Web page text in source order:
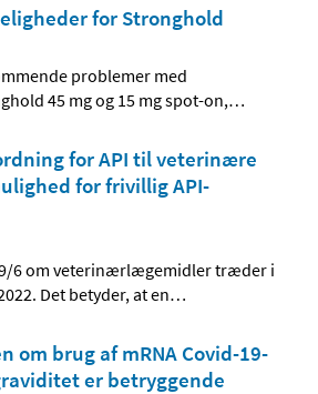
for Stronghold
problemer med
45 mg og 15 mg spot-on,…
for API til veterinære
for frivillig API-
6 om veterinærlægemidler træder i
Det betyder, at en…
om brug af mRNA Covid-19-
er betryggende